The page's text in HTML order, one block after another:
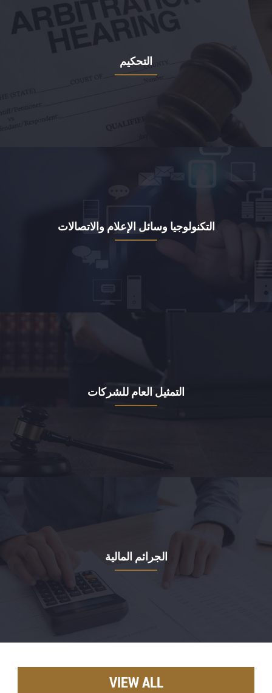
التحكيم
التكنولوجيا وسائل الإعلام والاتصالات
التمثيل العام للشركات
الجرائم المالية
VIEW ALL